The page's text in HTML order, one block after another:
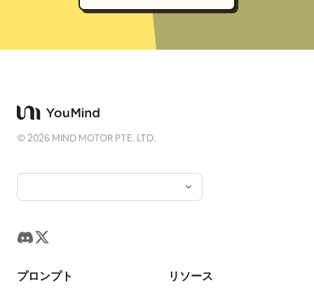
©2026 MIND MOTOR PTE. LTD.
プロンプト リソース